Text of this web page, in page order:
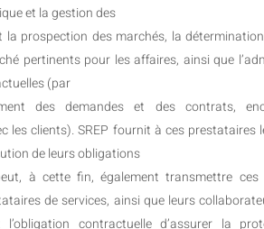
et la gestion des
la prospection des marchés, la
pertinents pour les affaires, ainsi que
(par
des demandes et des contrats,
les clients). SREP fournit à ces prestataires
de leurs obligations
à cette fin, également transmettre ces
de services, ainsi que leurs
contractuelle d’assurer la